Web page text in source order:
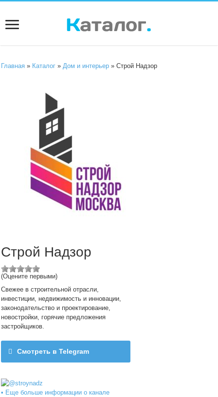
Главная » Каталог » Дом и интерьер » Строй Надзор
Строй Надзор
(Оцените первыми)
Свежее в строительной отрасли,
инвестиции, недвижимость и инновации,
законодательство и проектирование,
новостройки, горячие предложения
застройщиков.
Смотреть в Telegram
• Еще больше информации о канале